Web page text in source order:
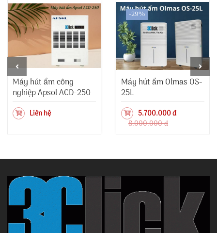
Máy hút ẩm công
nghiệp Apsol ACD-250
Liên hệ
-29%
Máy hút ẩm Olmas OS-
25L
5.700.000 đ
8.000.000 đ